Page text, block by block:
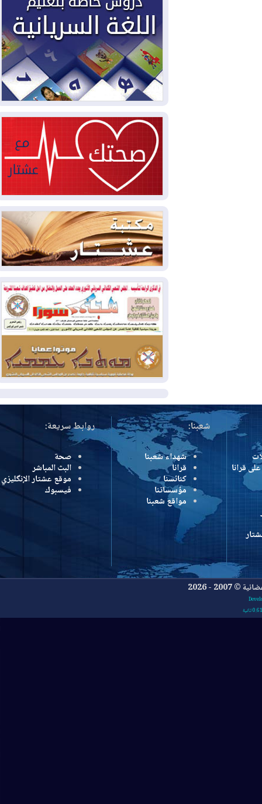
2026-08-05
حرائق فرنسا.. توقيف 402
شخص بينهم 156 قاصرا منذ بداية موسم
الحرائق
2026-08-04سومو: إنتاج النفط في إقليم
كوردستان انخفض إلى أقل من 10%
2026-08-04ملفات حقبة الكاظمي تعود إلى
الواجهة.. أنباء عن مراجعات قضائية
وتحقيقات أوسع في قضايا فساد
2026-08-04
بيترو يشكو تزوير الانتخابات
الرئاسية ويحذر من "حرب أهلية" في
كولومبيا
2026-08-03رئيس إقليم كوردستان في
دمشق في زيارة رسمية
2026-08-03العراق يؤكد مجدداً التزامه
بمنع الهجمات على الدول المجاورة
2026-08-03
العجز والاقتراض يطوقان
المالية العراقية.. اقتراض يتجاوز 3 تريليونات
دينار!
2026-08-03كوبا تغرق في الظلام مجددا
وانهيار الشبكة الكهربائية
المزيد
شعبنا:
شهداء شعبنا
قرانا
كنائسنا
مؤسساتنا
مواقع شعبنا
روابط سريعة:
صحة
البث المباشر
موقع عشتار الإنگليزي
فيسبوك
2026